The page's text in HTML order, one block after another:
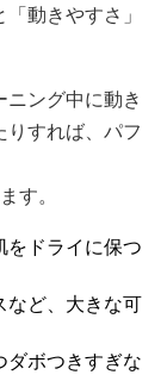
動きやすさ」
ング中に動き
すれば、パフ
す。
をドライに保つ
など、大きな可
ダボつきすぎな